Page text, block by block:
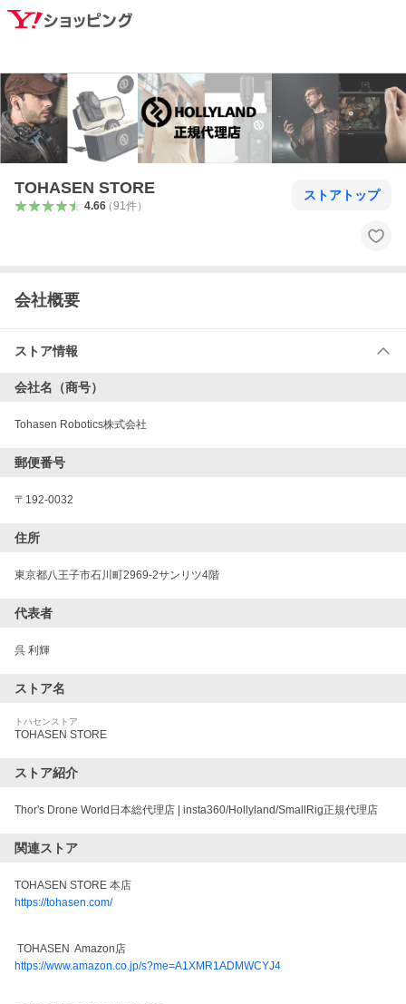
TOHASEN STORE
4.66（91件）
ストアトップ
会社概要
ストア情報
会社名（商号）
Tohasen Robotics株式会社
郵便番号
〒 192-0032
住所
東京都八王子市石川町2969-2サンリツ4階
代表者
呉 利輝
ストア名
トハセンストア
TOHASEN STORE
ストア紹介
Thor's Drone World日本総代理店 | insta360/Hollyland/SmallRig正規代理店
関連ストア
TOHASEN STORE 本店
https://tohasen.com/
TOHASEN  Amazon店
https://www.amazon.co.jp/s?me=A1XMR1ADMWCYJ4